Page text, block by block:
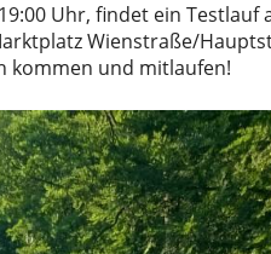
Uhr, findet ein
Wienstraße/
kommen und mitlaufen!